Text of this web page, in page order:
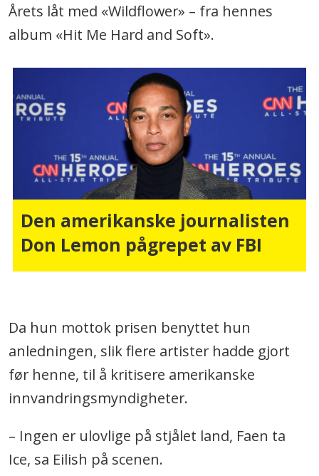
Årets låt med «Wildflower» – fra hennes
album «Hit Me Hard and Soft».
Den amerikanske journalisten
Don Lemon pågrepet av FBI
Da hun mottok prisen benyttet hun
anledningen, slik flere artister hadde gjort
før henne, til å kritisere amerikanske
innvandringsmyndigheter.
– Ingen er ulovlige på stjålet land, Faen ta
Ice, sa Eilish på scenen.